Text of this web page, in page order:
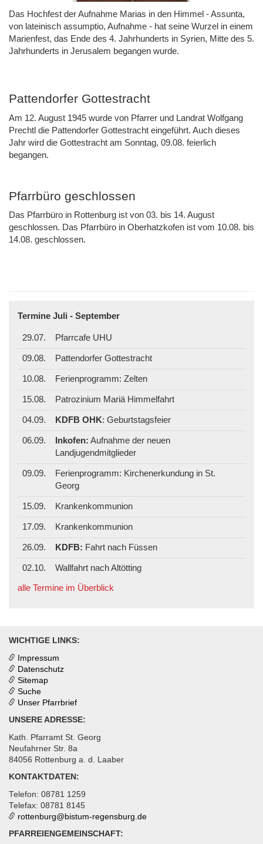
Das Hochfest der Aufnahme Marias in den Himmel - Assunta,
von lateinisch assumptio, Aufnahme - hat seine Wurzel in einem
Marienfest, das Ende des 4. Jahrhunderts in Syrien, Mitte des 5.
Jahrhunderts in Jerusalem begangen wurde.
Pattendorfer Gottestracht
Am 12. August 1945 wurde von Pfarrer und Landrat Wolfgang
Prechtl die Pattendorfer Gottestracht eingeführt. Auch dieses
Jahr wird die Gottestracht am Sonntag, 09.08. feierlich
begangen.
Pfarrbüro geschlossen
Das Pfarrbüro in Rottenburg ist von 03. bis 14. August
geschlossen. Das Pfarrbüro in Oberhatzkofen ist vom 10.08. bis
14.08. geschlossen.
Termine Juli - September
29.07. Pfarrcafe UHU
09.08. Pattendorfer Gottestracht
10.08. Ferienprogramm: Zelten
15.08. Patrozinium Mariä Himmelfahrt
04.09. KDFB OHK: Geburtstagsfeier
06.09. Inkofen: Aufnahme der neuen
Landjugendmitglieder
09.09.
Ferienprogramm: Kirchenerkundung in St.
Georg
15.09. Krankenkommunion
17.09. Krankenkommunion
26.09. KDFB: Fahrt nach Füssen
02.10.
Wallfahrt nach Altötting
alle Termine im Überblick
WICHTIGE LINKS:
Impressum
Datenschutz
Sitemap
Suche
Unser Pfarrbrief
UNSERE ADRESSE:
Kath. Pfarramt St. Georg
Neufahrner Str. 8a
84056 Rottenburg a. d. Laaber
KONTAKTDATEN:
Telefon: 08781 1259
Telefax: 08781 8145
rottenburg@ bistum-regensburg.de
PFARREIENGEMEINSCHAFT: